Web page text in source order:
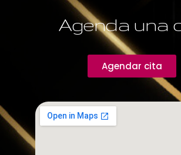
Agenda una
Agendar cita